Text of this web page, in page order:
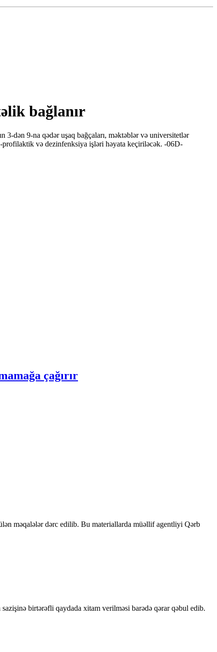
bağlanır
3-dən 9-na qədər uşaq bağçaları, məktəblər və universitetlər
profilaktik və dezinfenksiya işləri həyata keçiriləcək. -06D-
çağırır
məqalələr dərc edilib. Bu materiallarda müəllif agentliyi Qərb
birtərəfli qaydada xitam verilməsi barədə qərar qəbul edib.